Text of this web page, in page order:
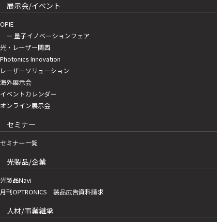
展示会/イベント
OPIE
ー 量子イノベーションフェア
光・レーザー関西
Photonics Innovation
レーザーソリューション
海外展示会
イベントカレンダー
オンライン展示会
セミナー
セミナー一覧
光製品/企業
光製品Navi
月刊OPTRONICS 製品広告資料請求
人材/事業継承